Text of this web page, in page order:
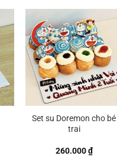
Set su Doremon cho bé
trai
260.000₫